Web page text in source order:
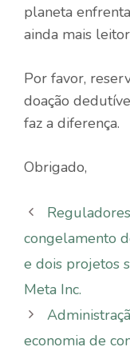
planeta
ainda mais
Por favor,
doação
faz a diferença.
Obrigado,
congelamento
e dois projetos
Meta Inc.
economia de